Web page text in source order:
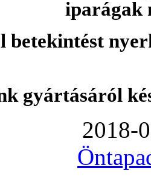
iparágak
betekintést
gyártásáról
2018-